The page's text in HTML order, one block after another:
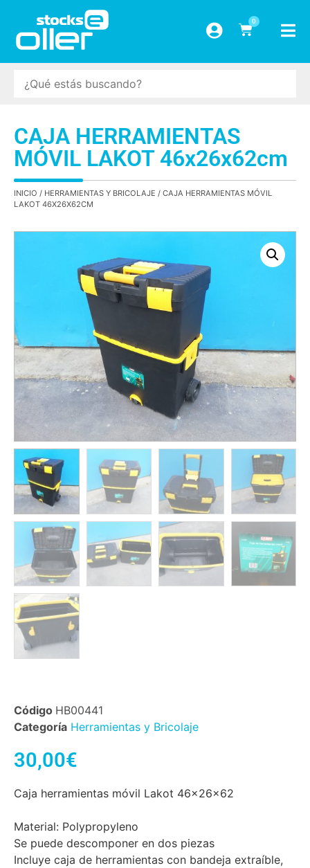
0
CAJA HERRAMIENTAS
MÓVIL LAKOT 46x26x62cm
INICIO / HERRAMIENTAS Y BRICOLAJE / CAJA HERRAMIENTAS MÓVIL
LAKOT 46X26X62CM
Código HB00441
Categoría Herramientas y Bricolaje
30,00€
Caja herramientas móvil Lakot 46x26x62
Material: Polypropyleno
Se puede descomponer en dos piezas
Incluye caja de herramientas con bandeja extraíble,